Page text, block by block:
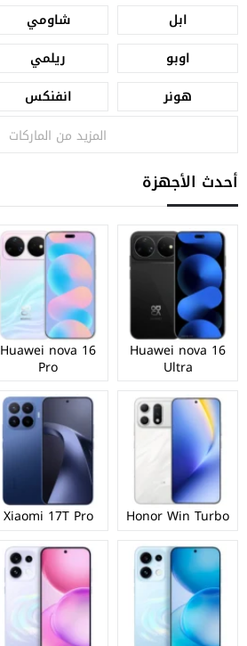
ابل شاومي
اوبو
ريلمي
هونر
انفنكس
المزيد من الماركات
أحدث الأجهزة
Huawei nova 16
Ultra
Huawei nova 16
Pro
Honor Win Turbo
Xiaomi 17T Pro